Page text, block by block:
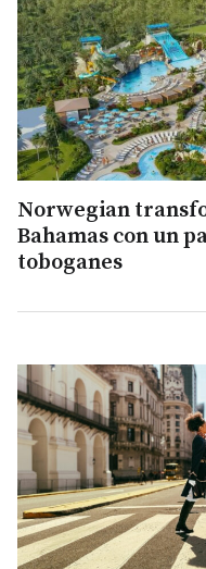
Norwegian
Bahamas con un
toboganes